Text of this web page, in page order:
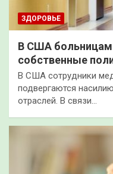
ЗДОРОВЬЕ
В США больницам
собственные
В США сотрудники
подвергаются
отраслей. В связи…